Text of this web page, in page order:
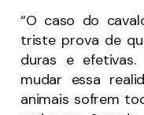
“O caso do
triste prova de
duras e efetivas.
mudar essa
animais sofrem